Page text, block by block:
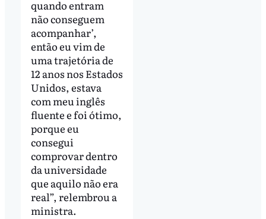
quando entram
não conseguem
acompanhar’,
então eu vim de
uma trajetória de
12 anos nos Estados
Unidos, estava
com meu inglês
fluente e foi ótimo,
porque eu
consegui
comprovar dentro
da universidade
que aquilo não era
real”, relembrou a
ministra.